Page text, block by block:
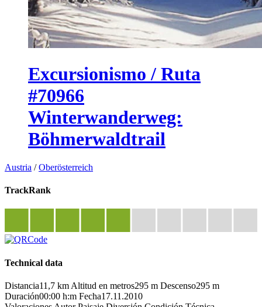
Excursionismo / Ruta
#70966
Winterwanderweg:
Böhmerwaldtrail
Austria /Oberösterreich
TrackRank
Technical data
Distancia11,7 km Altitud en metros295 m Descenso295 m
Duración00:00 h:m Fecha17.11.2010